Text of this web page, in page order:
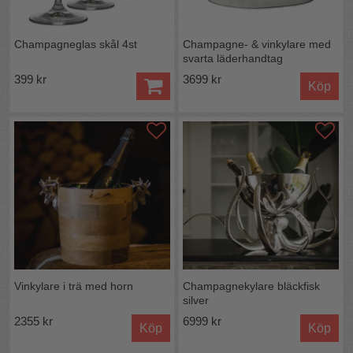
Champagneglas skål 4st
399 kr
Champagne- & vinkylare med
svarta läderhandtag
3699 kr
Köp
Vinkylare i trä med horn
2355 kr
Köp
Champagnekylare bläckfisk
silver
6999 kr
Köp